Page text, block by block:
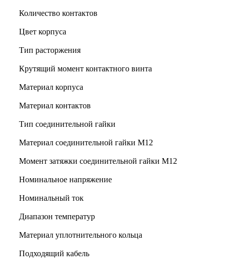
Количество контактов
Цвет корпуса
Тип расторжения
Крутящий момент контактного винта
Материал корпуса
Материал контактов
Тип соединительной гайки
Материал соединительной гайки M12
Момент затяжки соединительной гайки M12
Номинальное напряжение
Номинальный ток
Диапазон температур
Материал уплотнительного кольца
Подходящий кабель